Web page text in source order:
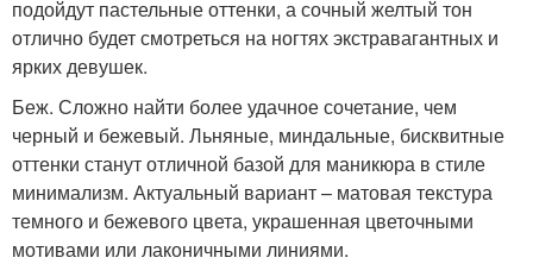
подойдут пастельные оттенки, а сочный желтый тон
отлично будет смотреться на ногтях экстравагантных и
ярких девушек.
Беж. Сложно найти более удачное сочетание, чем
черный и бежевый. Льняные, миндальные, бисквитные
оттенки станут отличной базой для маникюра в стиле
минимализм. Актуальный вариант – матовая текстура
темного и бежевого цвета, украшенная цветочными
мотивами или лаконичными линиями.